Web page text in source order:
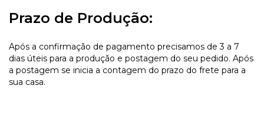
Prazo de Produção:
Após a confirmação de pagamento precisamos de 3 a 7
dias úteis para a produção e postagem do seu pedido. Após
a postagem se inicia a contagem do prazo do frete para a
sua casa.